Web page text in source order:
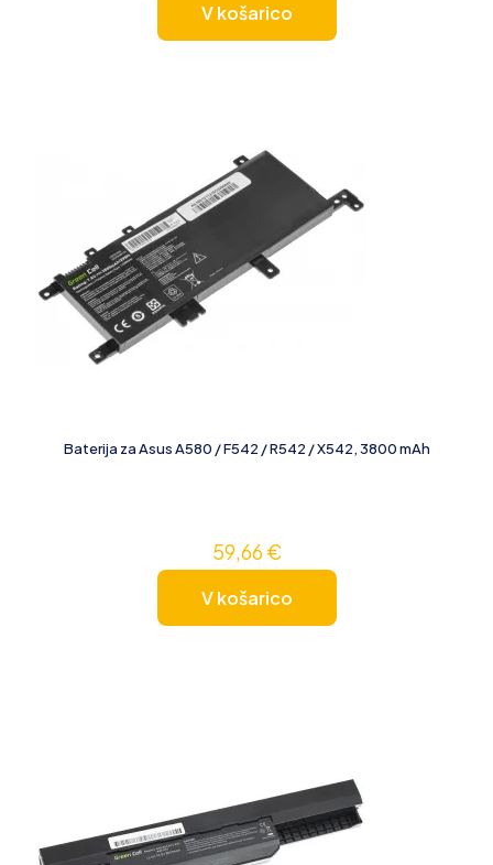
V košarico
Baterija za Asus A580 / F542 / R542 / X542, 3800 mAh
59,66€
V košarico